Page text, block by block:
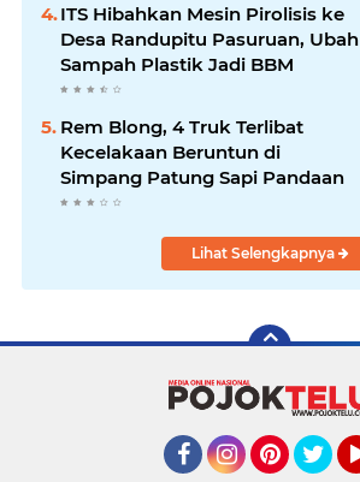
ITS Hibahkan Mesin Pirolisis ke
Desa Randupitu Pasuruan, Ubah
Sampah Plastik Jadi BBM
Rem Blong, 4 Truk Terlibat
Kecelakaan Beruntun di
Simpang Patung Sapi Pandaan
Lihat Selengkapnya